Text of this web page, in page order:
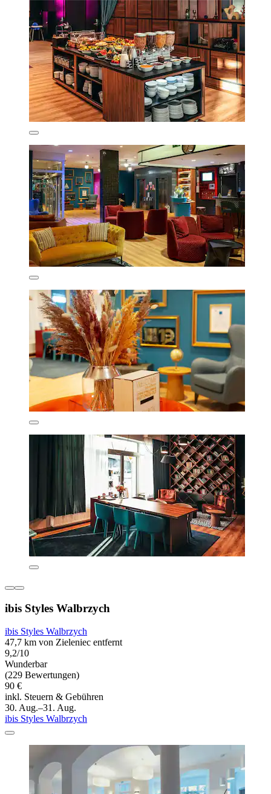
ibis Styles Walbrzych
ibis Styles Walbrzych
47,7 km von Zieleniec entfernt
9,2/10
Wunderbar
(229 Bewertungen)
90 €
inkl. Steuern & Gebühren
30. Aug.–31. Aug.
ibis Styles Walbrzych